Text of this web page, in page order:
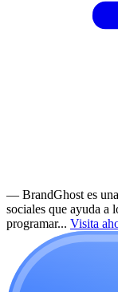
— BrandGhost es
sociales que ayuda a
programar... Visita